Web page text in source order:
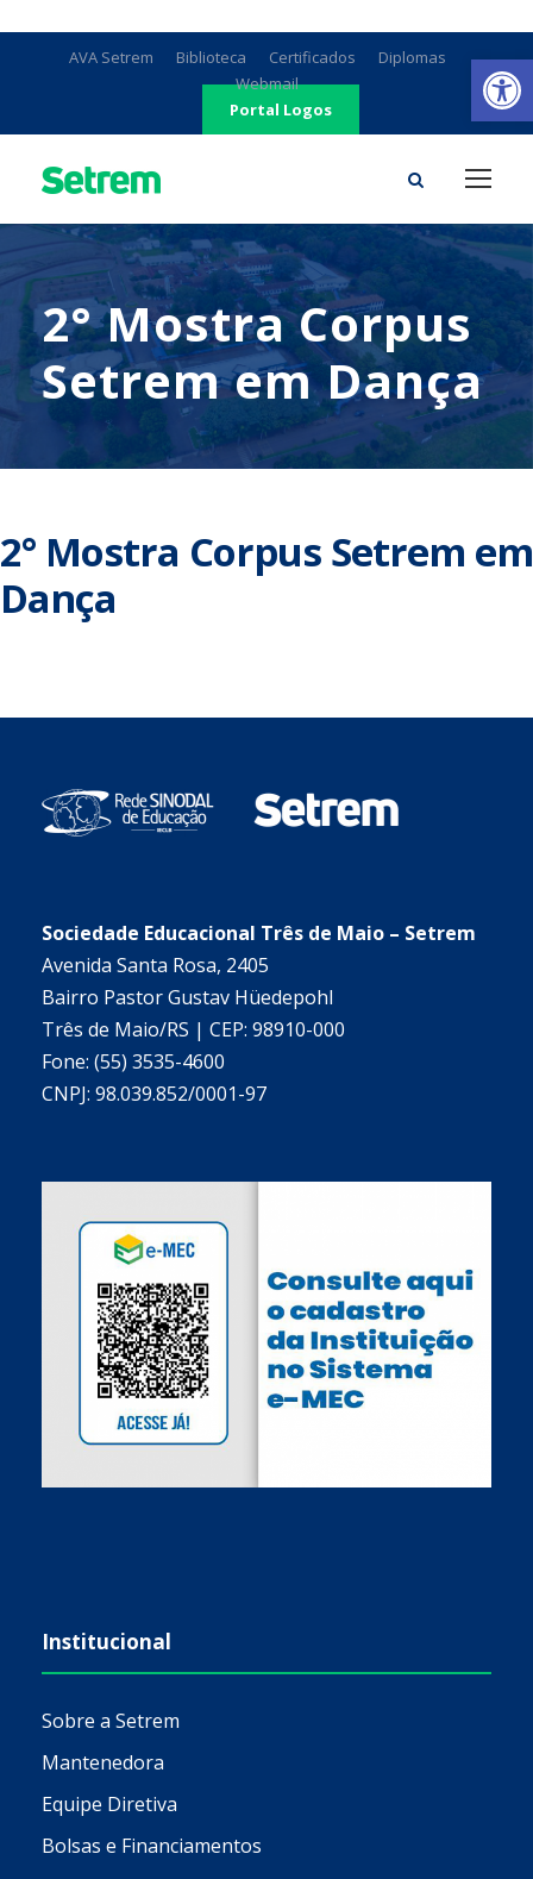
AVA Setrem Biblioteca Certificados
Diplomas
Webmail
Portal Logos
2° Mostra Corpus
Setrem em Dança
2° Mostra Corpus Setrem em
Dança
Sociedade Educacional Três de Maio – Setrem
Avenida Santa Rosa, 2405
Bairro Pastor Gustav Hüedepohl
Três de Maio/RS | CEP: 98910-000
Fone: (55) 3535-4600
CNPJ: 98.039.852/0001-97
Institucional
Sobre a Setrem
Mantenedora
Equipe Diretiva
Bolsas e Financiamentos